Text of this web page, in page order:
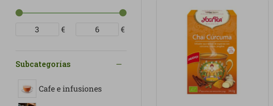
€ €
Subcategorías
Cafe e infusiones